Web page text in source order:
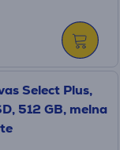
Select Plus,
512 GB, melna